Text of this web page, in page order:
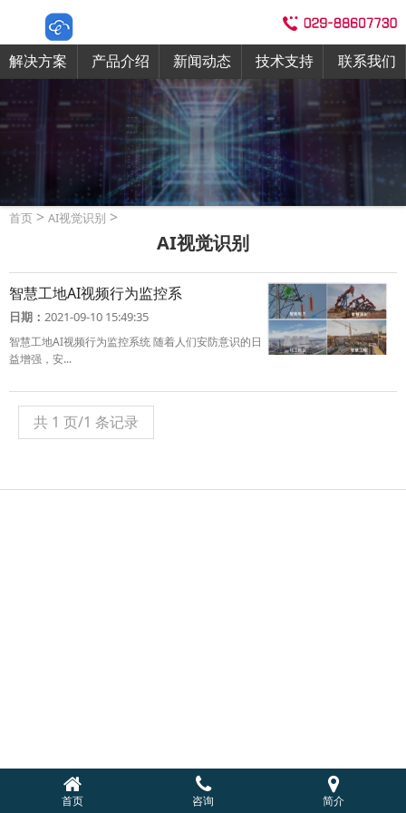
解决方案 产品介绍 新闻动态 技术支持 联系我们
首页 > AI视觉识别 >
AI视觉识别
智慧工地AI视频行为监控系
日期： 2021-09-10 15:49:35
智慧工地AI视频行为监控系统 随着人们安防意识的日
益增强，安...
共 1 页/1 条记录
首页 咨询 简介